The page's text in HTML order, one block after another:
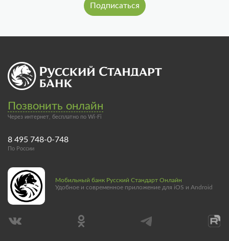
Позвонить онлайн
Через интернет, бесплатно по Wi-Fi
8 495 748-0-748
По России
Мобильный банк Русский Стандарт Онлайн
Удобное и современное приложение для iOS и Android